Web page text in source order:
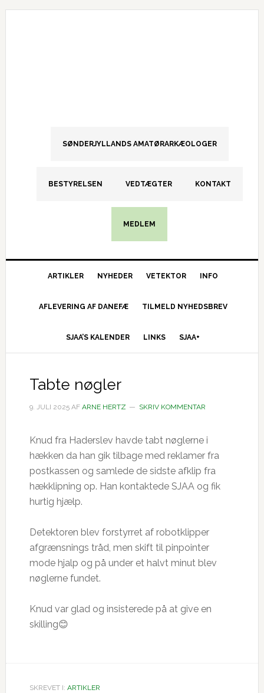
Gå
Skip
Gå
SØNDERJYLLANDS AMATØRARKÆOLOGER
BESTYRELSEN VEDTÆGTER KONTAKT
MEDLEM
ARTIKLER NYHEDER VETEKTOR INFO
AFLEVERING AF DANEFÆ TILMELD NYHEDSBREV
SJAA’S KALENDER LINKS SJAA+
Tabte nøgler
9. JULI 2025AF ARNE HERTZ SKRIV KOMMENTAR
Knud fra Haderslev havde tabt nøglerne i
hækken da han gik tilbage med reklamer fra
postkassen og samlede de sidste afklip fra
hækklipning op. Han kontaktede SJAA og fik
hurtig hjælp.
Detektoren blev forstyrret af robotklipper
afgrænsnings tråd, men skift til pinpointer
mode hjalp og på under et halvt minut blev
nøglerne fundet.
Knud var glad og insisterede på at give en
skilling😊
SKREVET I: ARTIKLER